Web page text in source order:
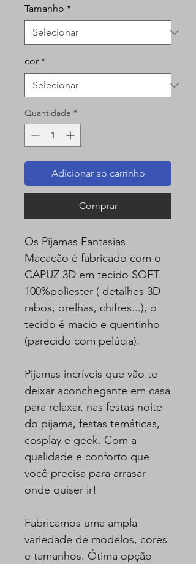
Tamanho *
cor *
Quantidade *
Adicionar ao carrinho
Comprar
Os Pijamas Fantasias
Macacão é fabricado com o
CAPUZ 3D em tecido SOFT
100%poliester ( detalhes 3D
rabos, orelhas, chifres...), o
tecido é macio e quentinho
(parecido com pelúcia).
Pijamas incríveis que vão te
deixar aconchegante em casa
para relaxar, nas festas noite
do pijama, festas temáticas,
cosplay e geek. Com a
qualidade e conforto que
você precisa para arrasar
onde quiser ir!
Fabricamos uma ampla
variedade de modelos, cores
e tamanhos. Ótima opção